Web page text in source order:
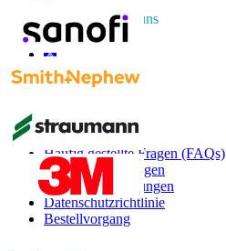
Vernetzen Sie sich mit uns
Informationen
Häufig gestellte Fragen (FAQs)
Kundenbewertungen
Nutzungsbedingungen
Datenschutzrichtlinie
Bestellvorgang